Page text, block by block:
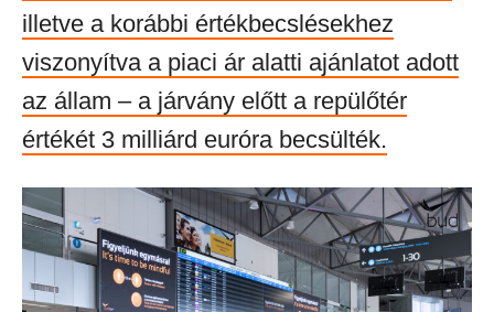
illetve a korábbi értékbecslésekhez
viszonyítva a piaci ár alatti ajánlatot adott
az állam – a járvány előtt a repülőtér
értékét 3 milliárd euróra becsülték.